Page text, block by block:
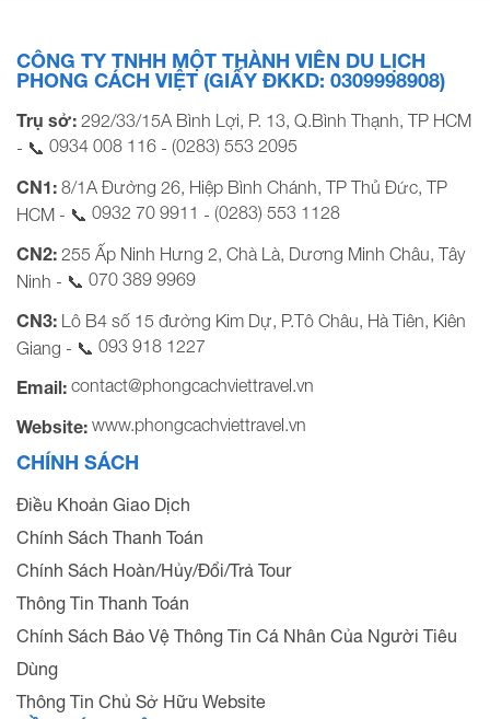
CÔNG TY TNHH MỘT THÀNH VIÊN DU LỊCH
PHONG CÁCH VIỆT (GIẤY ĐKKD: 0309998908)
Trụ sở: 292/33/15A Bình Lợi, P. 13, Q.Bình Thạnh, TP HCM
- 📞 0934 008 116 - (0283) 553 2095
CN1: 8/1A Đường 26, Hiệp Bình Chánh, TP Thủ Đức, TP
HCM - 📞 0932 70 9911 - (0283) 553 1128
CN2: 255 Ấp Ninh Hưng 2, Chà Là, Dương Minh Châu, Tây
Ninh - 📞 070 389 9969
CN3: Lô B4 số 15 đường Kim Dự, P.Tô Châu, Hà Tiên, Kiên
Giang - 📞 093 918 1227
Email: contact@phongcachviettravel.vn
Website: www.phongcachviettravel.vn
CHÍNH SÁCH
Điều Khoản Giao Dịch
Chính Sách Thanh Toán
Chính Sách Hoàn/Hủy/Đổi/Trả Tour
Thông Tin Thanh Toán
Chính Sách Bảo Vệ Thông Tin Cá Nhân Của Người Tiêu
Dùng
Thông Tin Chủ Sở Hữu Website